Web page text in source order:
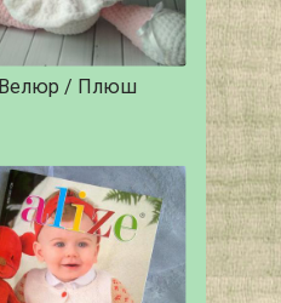
Велюр / Плюш